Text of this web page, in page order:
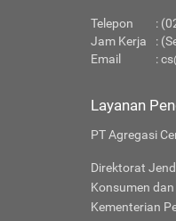
Telepon
:
Jam Kerja
:
Email
:
Layanan
PT Agregasi
Direktorat
Konsumen
Kementerian